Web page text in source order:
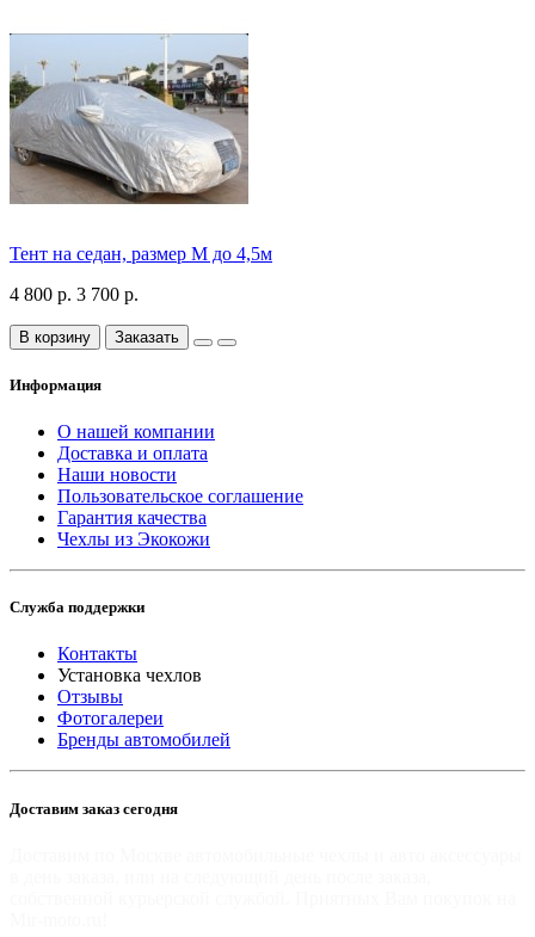
Тент на седан, размер М до 4,5м
4 800 р. 3 700 р.
В корзину Заказать
Информация
О нашей компании
Доставка и оплата
Наши новости
Пользовательское соглашение
Гарантия качества
Чехлы из Экокожи
Служба поддержки
Контакты
Установка чехлов
Отзывы
Фотогалереи
Бренды автомобилей
Доставим заказ сегодня